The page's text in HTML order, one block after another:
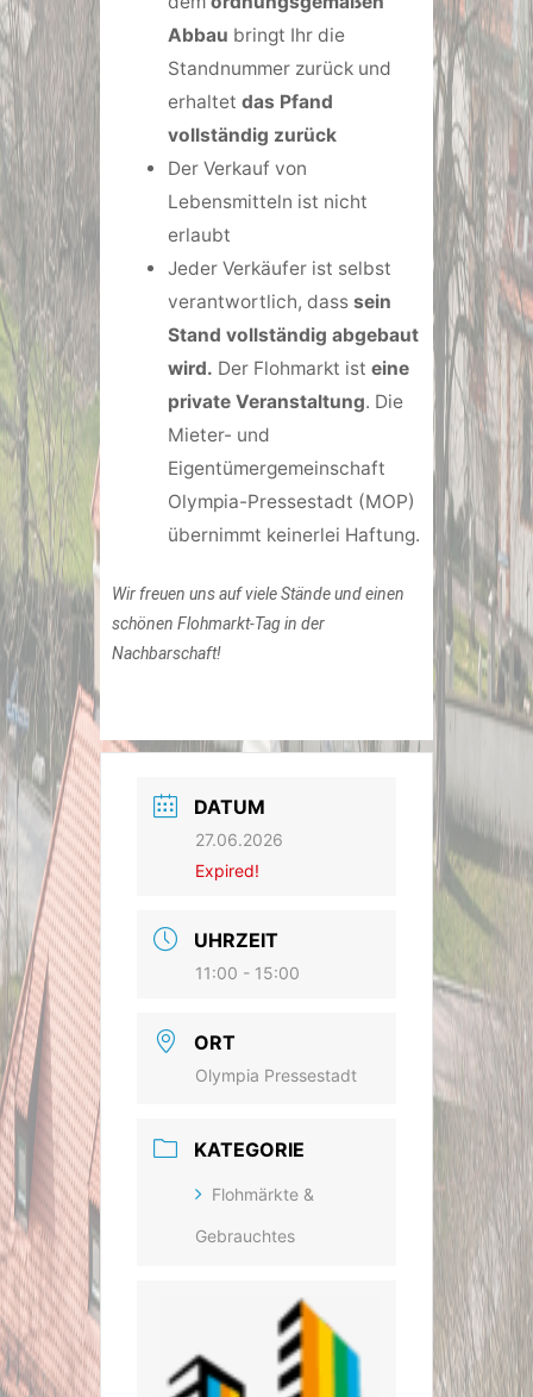
Abbau bringt Ihr die
Standnummer zurück und
erhaltet das Pfand
vollständig zurück
Der Verkauf von
Lebensmitteln ist nicht
erlaubt
Jeder Verkäufer ist selbst
verantwortlich, dass sein
Stand vollständig abgebaut
wird. Der Flohmarkt ist eine
private Veranstaltung. Die
Mieter- und
Eigentümergemeinschaft
Olympia-Pressestadt (MOP)
übernimmt keinerlei Haftung.
Wir freuen uns auf viele Stände und einen
schönen Flohmarkt-Tag in der
Nachbarschaft!
DATUM
27.06.2026
Expired!
UHRZEIT
11:00 - 15:00
ORT
Olympia Pressestadt
KATEGORIE
Flohmärkte &
Gebrauchtes